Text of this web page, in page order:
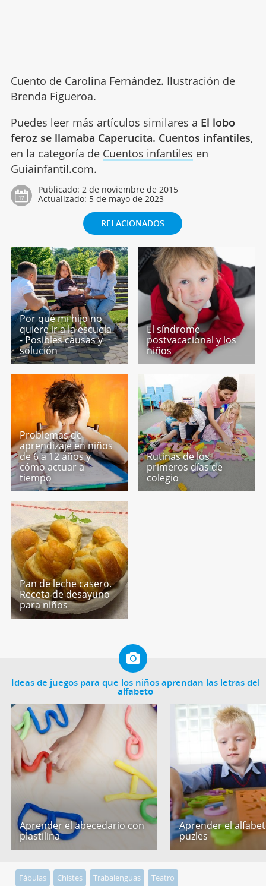
Cuento de Carolina Fernández. Ilustración de
Brenda Figueroa.
Puedes leer más artículos similares a El lobo
feroz se llamaba Caperucita. Cuentos infantiles,
en la categoría de Cuentos infantiles en
Guiainfantil.com.
Publicado: 2 de noviembre de 2015
Actualizado: 5 de mayo de 2023
RELACIONADOS
Por qué mi hijo no
quiere ir a la escuela
- Posibles causas y
solución
El síndrome
postvacacional y los
niños
Problemas de
aprendizaje en niños
de 6 a 12 años y
cómo actuar a
tiempo
Rutinas de los
primeros días de
colegio
Pan de leche casero.
Receta de desayuno
para niños
Ideas de juegos para que los niños aprendan las letras del
alfabeto
Aprender el abecedario con
plastilina
Aprender el
puzles
Fábulas Chistes Trabalenguas Teatro